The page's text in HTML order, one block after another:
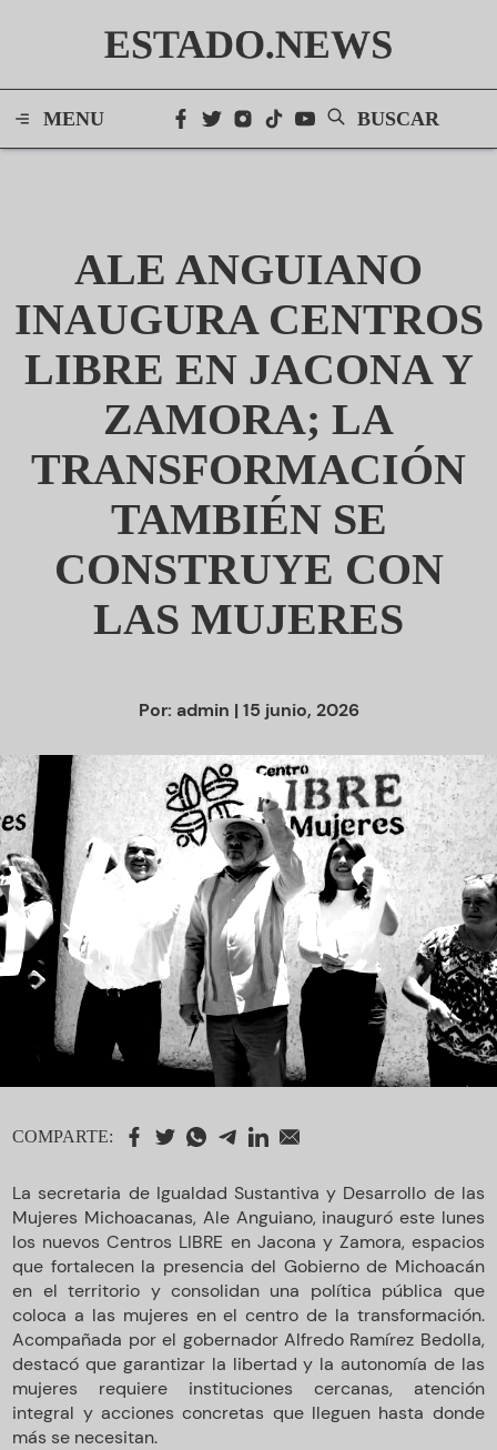
ESTADO.NEWS
MENU BUSCAR
ALE ANGUIANO
INAUGURA CENTROS
LIBRE EN JACONA Y
ZAMORA; LA
TRANSFORMACIÓN
TAMBIÉN SE
CONSTRUYE CON
LAS MUJERES
Por: admin | 15 junio, 2026
COMPARTE:
La secretaria de Igualdad Sustantiva y Desarrollo de las
Mujeres Michoacanas, Ale Anguiano, inauguró este lunes
los nuevos Centros LIBRE en Jacona y Zamora, espacios
que fortalecen la presencia del Gobierno de Michoacán
en el territorio y consolidan una política pública que
coloca a las mujeres en el centro de la transformación.
Acompañada por el gobernador Alfredo Ramírez Bedolla,
destacó que garantizar la libertad y la autonomía de las
mujeres requiere instituciones cercanas, atención
integral y acciones concretas que lleguen hasta donde
más se necesitan.